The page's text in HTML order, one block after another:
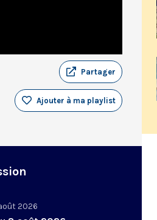
Partager
Ajouter à ma playlist
2026